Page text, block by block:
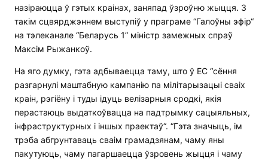
назіраюцца ў гэтых краінах, заняпад ўзроўню жыцця. З
такім сцвярджэннем выступіў у праграме “Галоўны эфір“
на тэлеканале “Беларусь 1” міністр замежных спраў
Максім Рыжанкоў.
На яго думку, гэта адбываецца таму, што ў ЕС “сёння
разгарнулі маштабную кампанію па мілітарызацыі сваіх
краін, рэгіёну і туды ідуць велізарныя сродкі, якія
перастаюць выдаткоўвацца на падтрымку сацыяльных,
інфраструктурных і іншых праектаў“. “Гэта значыць, ім
трэба абгрунтаваць сваім грамадзянам, чаму яны
пакутуюць, чаму пагаршаецца ўзровень жыцця і чаму